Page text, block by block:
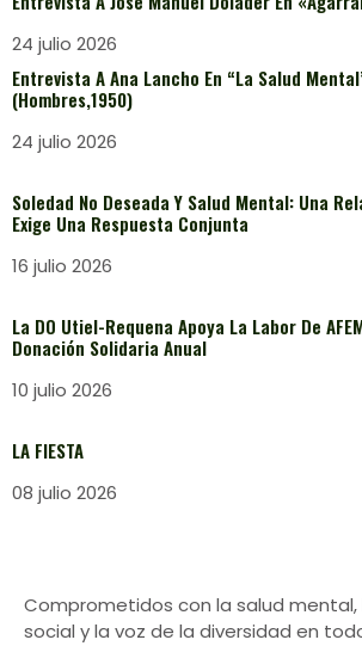
24 julio 2026
Entrevista A Ana Lancho En “La Salud
(Hombres,1950)
24 julio 2026
Soledad No Deseada Y Salud Mental: Una
Exige Una Respuesta Conjunta
16 julio 2026
La DO Utiel-Requena Apoya La Labor De
Donación Solidaria Anual
10 julio 2026
LA FIESTA
08 julio 2026
Comprometidos con la salud mental,
social y la voz de la diversidad en